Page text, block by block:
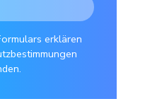
erklären